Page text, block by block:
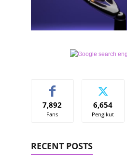
7,892
Fans
6,654
Pengikut
RECENT POSTS